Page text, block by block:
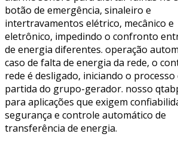
botão de emergência, sinaleiro e
intertravamentos elétrico, mecânico e
eletrônico, impedindo o confronto
de energia diferentes. operação
caso de falta de energia da rede, o
rede é desligado, iniciando o processo
partida do grupo-gerador. nosso
para aplicações que exigem
segurança e controle automático de
transferência de energia.